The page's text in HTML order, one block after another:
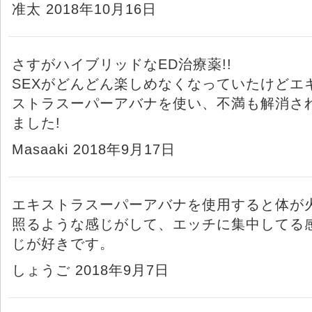
准太 2018年10月16日
さすがハイブリッドなED治療薬!!
SEXがどんどん楽しめなくなっていたけどエ
ストラスーパーアバナを使い、不満も解消さ
ました!
Masaaki 2018年9月17日
エキストラスーパーアバナを使用すると体が
照るような感じがして、エッチに集中してる
じが好きです。
しょうご 2018年9月7日